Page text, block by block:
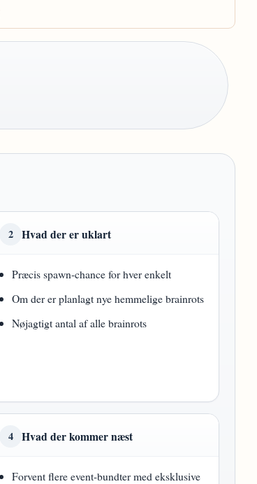
2 Hvad der er uklart
Præcis spawn-chance for hver enkelt
Om der er planlagt nye hemmelige brainrots
Nøjagtigt antal af alle brainrots
4 Hvad der kommer næst
Forvent flere event-bundter med eksklusive